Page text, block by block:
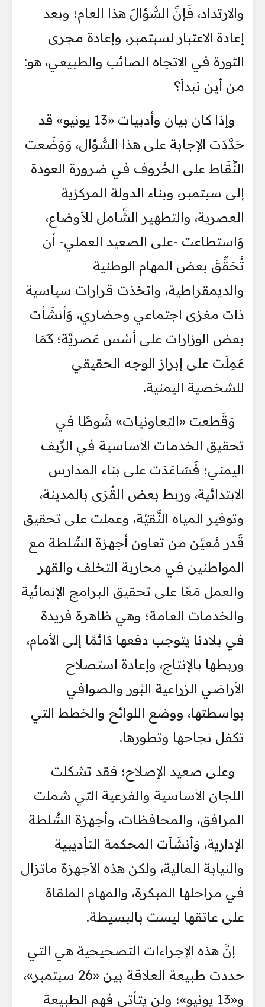
والارتداد، فَإنَّ السُّؤالَ هذا العام؛ وبعد
إعادة الاعتبار لسبتمبر، وإعادة مجرى
الثورة في الاتجاه الصائب والطبيعي، هو:
من أين نبدأ؟
وإذا كان بيان وأدبيات «13 يونيو» قد
حَدَّدَت الإجابة على هذا السُّؤال، وَوَضَعت
النِّقَاط على الحُروف في ضرورة العودة
إلى سبتمبر، وبناء الدولة المركزية
العصرية، والتطهير الشَّامل للأوضاع،
وَاستطاعت -على الصعيد العملي- أن
تُحَقِّقَ بعض المهام الوطنية
والديمقراطية، واتخذت قرارات سياسية
ذات مغزى اجتماعي وحضاري، وَأنشَأت
بعض الوزارات على أسُس عَصريَّة؛ كَمَا
عَمِلَت على إبراز الوجه الحقيقي
للشخصية اليمنية.
وَقَطعت «التعاونيات» شَوطًا في
تحقيق الخدمات الأساسية في الرِّيف
اليمني؛ فَسَاعَدَت على بناء المدارس
الابتدائية، وربط بعض القُرَى بالمدينة،
وتوفير المياه النَّقيَّة، وعملت على تحقيق
قَدر مُعيَّن من تعاون أجهزة السُّلطة مع
المواطنين في محاربة التخلف والقهر
والعمل مَعًا على تحقيق البرامج الإنمائية
والخدمات العامة؛ وهي ظاهرة فريدة
في بلادنا يتوجب دفعها دَائمًا إلى الأمام،
وربطها بالإنتاج، وإعادة استصلاح
الأراضي الزراعية البُور والصوافي
بواسطتها، ووضع اللوائح والخطط التي
تكفل نجاحها وتطورها.
وعلى صعيد الإصلاح؛ فقد تشكلت
اللجان الأساسية والفرعية التي شملت
المرافق، والمحافظات، وأجهزة السُّلطة
الإدارية، وَأنشَأت المحكمة التأديبية
والنيابة المالية، ولكن هذه الأجهزة ماتزال
في مراحلها المبكرة، والمهام الملقاة
على عاتقها ليست بالبسيطة.
إنَّ هذه الإجراءات التصحيحية هي التي
حددت طبيعة العلاقة بين «26 سبتمبر»،
و«13 يونيو»؛ ولن يتأتى فهم الطبيعة